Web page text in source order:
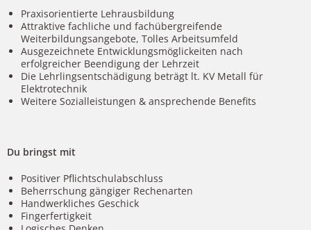
Praxisorientierte Lehrausbildung
Attraktive fachliche und fachübergreifende
Weiterbildungsangebote, Tolles Arbeitsumfeld
Ausgezeichnete Entwicklungsmöglickeiten nach
erfolgreicher Beendigung der Lehrzeit
Die Lehrlingsentschädigung beträgt lt. KV Metall für
Elektrotechnik
Weitere Sozialleistungen & ansprechende Benefits
Du bringst mit
Positiver Pflichtschulabschluss
Beherrschung gängiger Rechenarten
Handwerkliches Geschick
Fingerfertigkeit